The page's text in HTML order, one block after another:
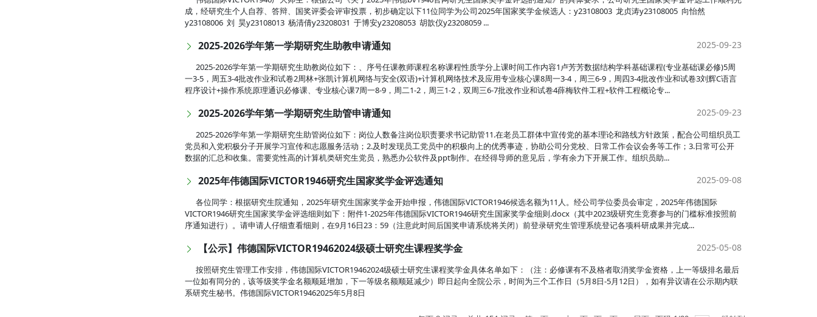
成，经研究生个人自荐、答辩、国奖评委会评审投票，初步确定以下11位同学为公司2025年国家奖学金候选人：y23108003 龙贞涛y23108005 向怡然
y23108006 刘 昊y23108013 杨清倩y23208031 于博安y23208053 胡歆仪y23208059 ...
2025-2026学年第一学期研究生助教申请通知 2025-09-23
2025-2026学年第一学期研究生助教岗位如下：、序号任课教师课程名称课程性质学分上课时间工作内容1卢芳芳数据结构学科基础课程(专业基础课必修)5周
一3-5，周五3-4批改作业和试卷2周林+张凯计算机网络与安全(双语)+计算机网络技术及应用专业核心课8周一3-4，周三6-9，周四3-4批改作业和试卷3刘辉C语言
程序设计+操作系统原理通识必修课、专业核心课7周一8-9，周二1-2，周三1-2，双周三6-7批改作业和试卷4薛梅软件工程+软件工程概论专...
2025-2026学年第一学期研究生助管申请通知 2025-09-23
2025-2026学年第一学期研究生助管岗位如下：岗位人数备注岗位职责要求书记助管11.在老员工群体中宣传党的基本理论和路线方针政策，配合公司组织员工
党员和入党积极分子开展学习宣传和志愿服务活动；2.及时发现员工党员中的积极向上的优秀事迹，协助公司分党校、日常工作会议会务等工作；3.日常可公开
数据的汇总和收集。需要党性高的计算机类研究生党员，熟悉办公软件及ppt制作。在经得导师的意见后，学有余力下开展工作。组织员助...
2025年伟德国际VICTOR1946研究生国家奖学金评选通知 2025-09-08
各位同学：根据研究生院通知，2025年研究生国家奖学金开始申报，伟德国际VICTOR1946候选名额为11人。经公司学位委员会审定，2025年伟德国际
VICTOR1946研究生国家奖学金评选细则如下：附件1-2025年伟德国际VICTOR1946研究生国家奖学金细则.docx（其中2023级研究生竞赛参与的门槛标准按照前
序通知进行）。请申请人仔细查看细则，在9月16日23：59（注意此时间后国奖申请系统将关闭）前登录研究生管理系统登记各项科研成果并完成...
【公示】伟德国际VICTOR19462024级硕士研究生课程奖学金 2025-05-08
按照研究生管理工作安排，伟德国际VICTOR19462024级硕士研究生课程奖学金具体名单如下：（注：必修课有不及格者取消奖学金资格，上一等级排名最后
一位如有同分的，该等级奖学金名额顺延增加，下一等级名额顺延减少）即日起向全院公示，时间为三个工作日（5月8日-5月12日），如有异议请在公示期内联
系研究生秘书。伟德国际VICTOR19462025年5月8日